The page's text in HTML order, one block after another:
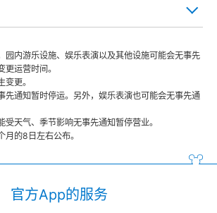
园内游乐设施、娱乐表演以及其他设施可能会无事先
更运营时间。
更。
先通知暂时停运。另外，娱乐表演也可能会无事先通
受天气、季节影响无事先通知暂停营业。
月的8日左右公布。
官方App的服务